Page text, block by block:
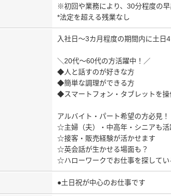
※初回や業務により、30分程度の
*法定を超える残業なし
入社日～3カ月程度の期間内に土
＼20代～60代の方活躍中！／
◆人と話すのが好きな方
◆簡単な調理ができる方
◆スマートフォン・タブレットを操
アルバイト・パート希望の方必見！
☆主婦（夫）・中高年・シニアも活
☆接客・販売経験が活かせます
☆英会話が生かせる場面も？
☆ハローワークでお仕事を探してい
●土日祝が中心のお仕事です